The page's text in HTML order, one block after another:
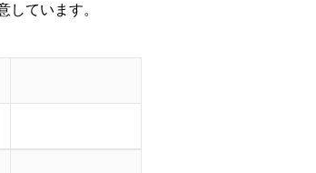
ています。